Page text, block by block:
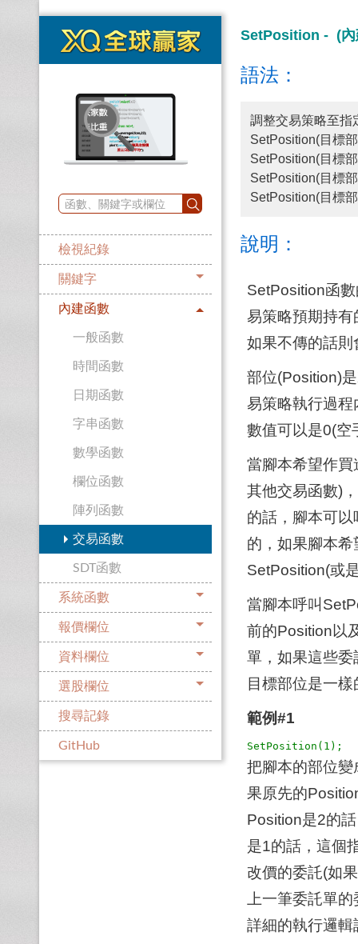
檢視紀錄
關鍵字
內建函數
一般函數
時間函數
日期函數
字串函數
數學函數
欄位函數
陣列函數
交易函數
SDT函數
系統函數
報價欄位
資料欄位
選股欄位
搜尋記錄
GitHub
SetPosition - (
語法：
調整交易策略至指
SetPosition(目標
SetPosition(目標
SetPosition(目標
SetPosition(目標
說明：
SetPosition函
易策略預期持
如果不傳的話
部位(Position)
易策略執行過
數值可以是0(空
當腳本希望作
其他交易函數)
的話，腳本可
的，如果腳本
SetPosition(或
當腳本呼叫
前的Position以
單，如果這些
目標部位是一樣
範例#1
把腳本的部位
果原先的
Position是2的
是1的話，這個
改價的委託(如
上一筆委託單
詳細的執行邏